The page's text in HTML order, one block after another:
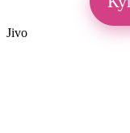
Jivo